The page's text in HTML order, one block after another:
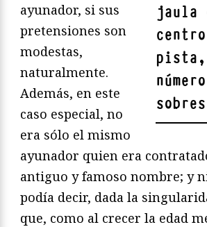
jaula
pista,
número
ayunador, si sus
pretensiones son
modestas,
naturalmente.
Además, en este
caso especial, no
era sólo el mismo
ayunador quien era
antiguo y famoso nombre; y
podía decir, dada la
que, como al crecer la edad